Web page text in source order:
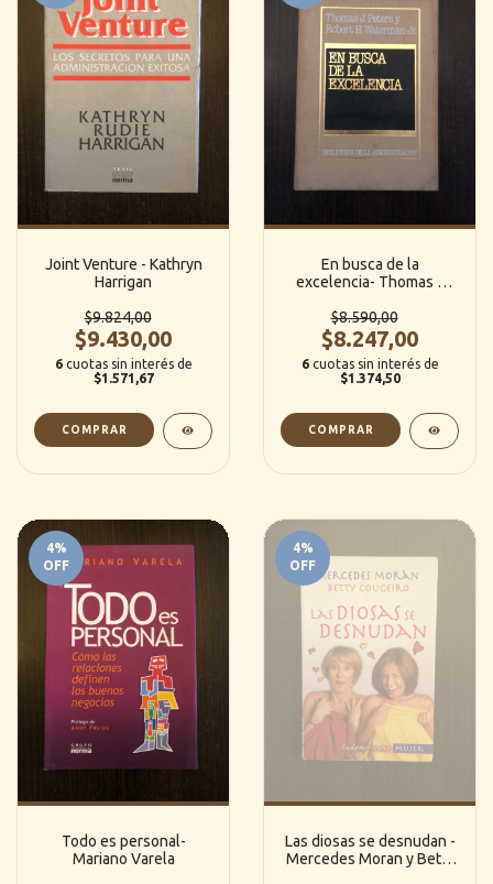
Joint Venture - Kathryn
Harrigan
$9.824,00
$9.430,00
6 cuotas sin interés de
$1.571,67
En busca de la
excelencia- Thomas J
Waterman Jr
$8.590,00
$8.247,00
6 cuotas sin interés de
$1.374,50
4%
OFF
Todo es personal-
Mariano Varela
4%
OFF
Las diosas se desnudan -
Mercedes Moran y Betty